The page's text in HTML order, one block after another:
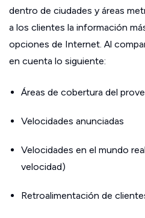
dentro de ciudades y áreas
a los clientes la información
opciones de Internet. Al
en cuenta lo siguiente:
Áreas de cobertura del
Velocidades anunciadas
Velocidades en el mundo
velocidad)
Retroalimentación de